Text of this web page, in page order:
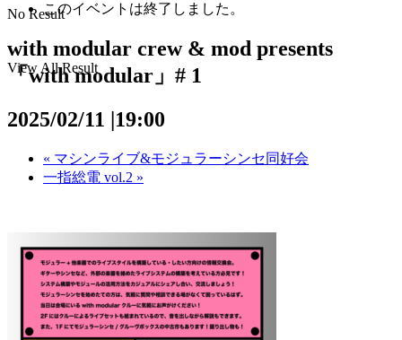
No Result
View All Result
このイベントは終了しました。
with modular crew & mod presents
「with modular」# 1
2025/02/11 |19:00
« マシンライブ&モジュラーシンセ同好会
一指総電 vol.2 »